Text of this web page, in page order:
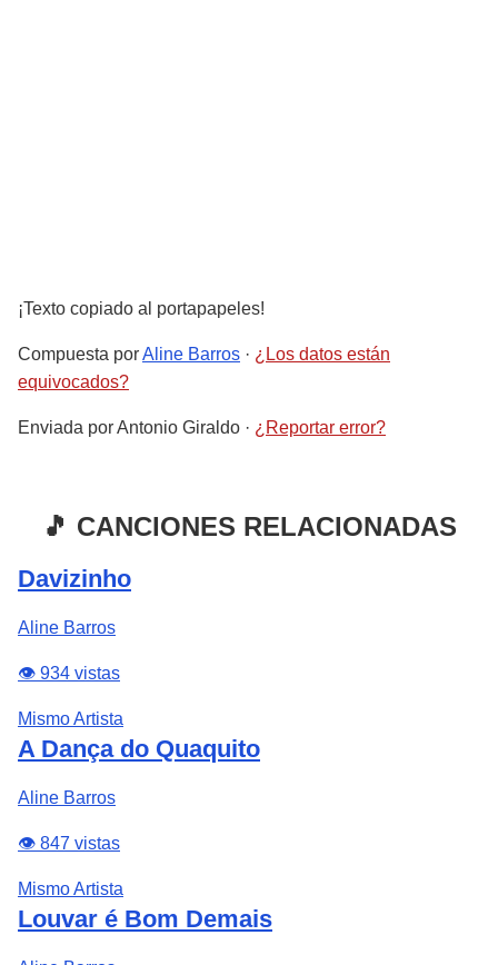
¡Texto copiado al portapapeles!
Compuesta porAline Barros · ¿Los datos están
equivocados?
Enviada porAntonio Giraldo · ¿Reportar error?
🎵 CANCIONES RELACIONADAS
Davizinho
Aline Barros
👁️ 934 vistas
Mismo Artista
A Dança do Quaquito
Aline Barros
👁️ 847 vistas
Mismo Artista
Louvar é Bom Demais